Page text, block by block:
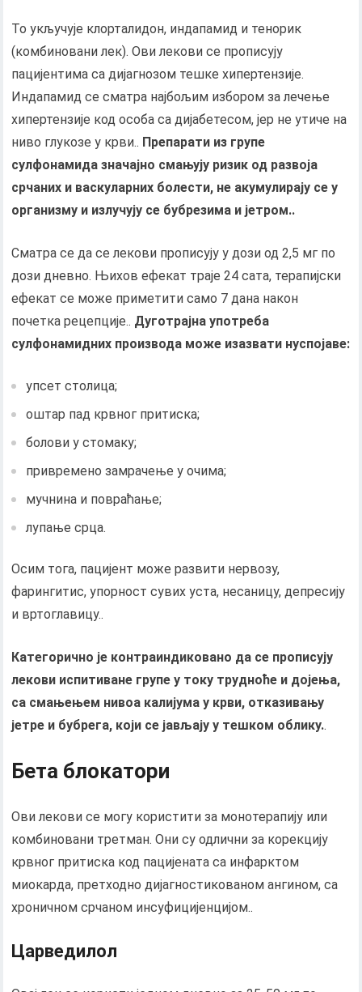
То укључује клорталидон, индапамид и тенорик
(комбиновани лек). Ови лекови се прописују
пацијентима са дијагнозом тешке хипертензије.
Индапамид се сматра најбољим избором за лечење
хипертензије код особа са дијабетесом, јер не утиче на
ниво глукозе у крви.. Препарати из групе
сулфонамида значајно смањују ризик од развоја
срчаних и васкуларних болести, не акумулирају се у
организму и излучују се бубрезима и јетром..
Сматра се да се лекови прописују у дози од 2,5 мг по
дози дневно. Њихов ефекат траје 24 сата, терапијски
ефекат се може приметити само 7 дана након
почетка рецепције.. Дуготрајна употреба
сулфонамидних производа може изазвати нуспојаве:
упсет столица;
оштар пад крвног притиска;
болови у стомаку;
привремено замрачење у очима;
мучнина и повраћање;
лупање срца.
Осим тога, пацијент може развити нервозу,
фарингитис, упорност сувих уста, несаницу, депресију
и вртоглавицу..
Категорично је контраиндиковано да се прописују
лекови испитиване групе у току трудноће и дојења,
са смањењем нивоа калијума у ​​крви, отказивању
јетре и бубрега, који се јављају у тешком облику..
Бета блокатори
Ови лекови се могу користити за монотерапију или
комбиновани третман. Они су одлични за корекцију
крвног притиска код пацијената са инфарктом
миокарда, претходно дијагностикованом ангином, са
хроничном срчаном инсуфицијенцијом..
Царведилол